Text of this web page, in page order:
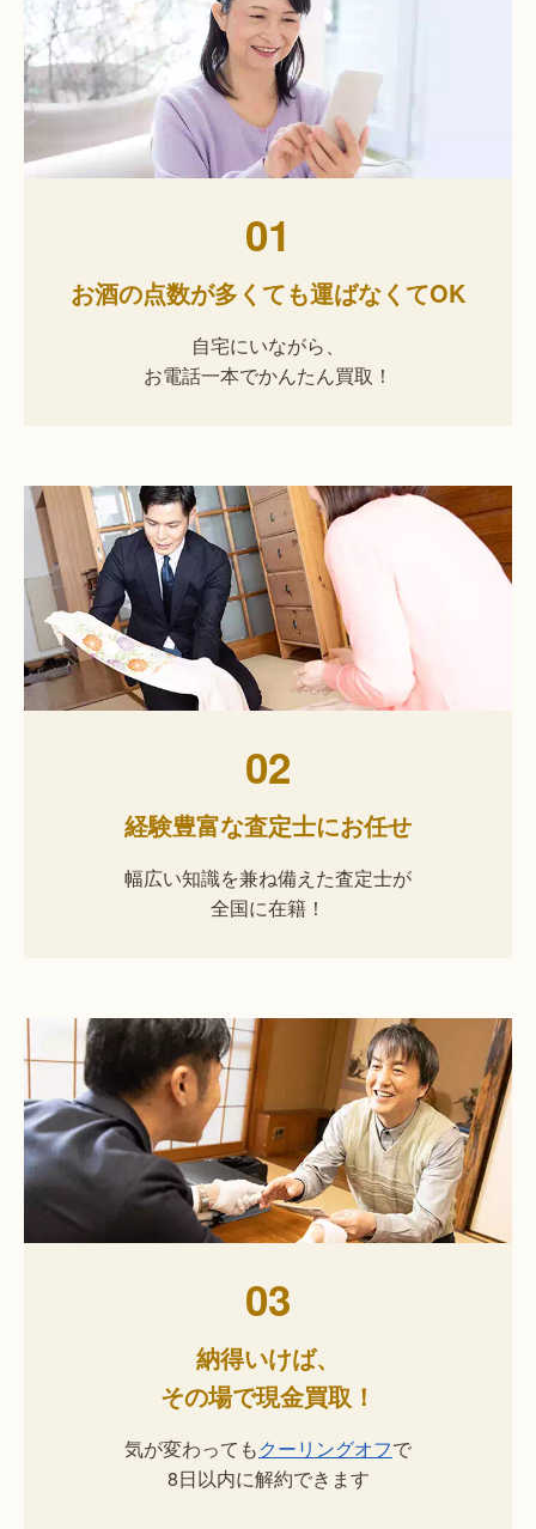
01
お酒の点数が多くても運ばなくてOK
自宅にいながら、
お電話一本でかんたん買取！
02
経験豊富な査定士にお任せ
幅広い知識を兼ね備えた査定士が
全国に在籍！
03
納得いけば、
その場で現金買取！
気が変わってもクーリングオフで
8日以内に解約できます